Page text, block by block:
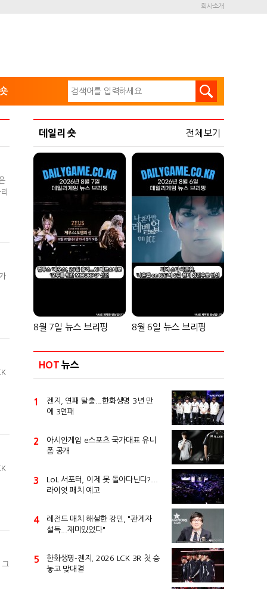
회사소개
그
데일리 숏 전체보기
8월 7일 뉴스 브리핑 8월 6일 뉴스 브리핑
HOT 뉴스
1
젠지, 연패 탈출...한화생명 3년 만
에 3연패
2
아시안게임 e스포츠 국가대표 유니
폼 공개
3
LoL 서포터, 이제 못 돌아다닌다?...
라이엇 패치 예고
4
레전드 매치 해설한 강민, "관계자
설득...재미있었다"
5
한화생명-젠지, 2026 LCK 3R 첫 승
놓고 맞대결